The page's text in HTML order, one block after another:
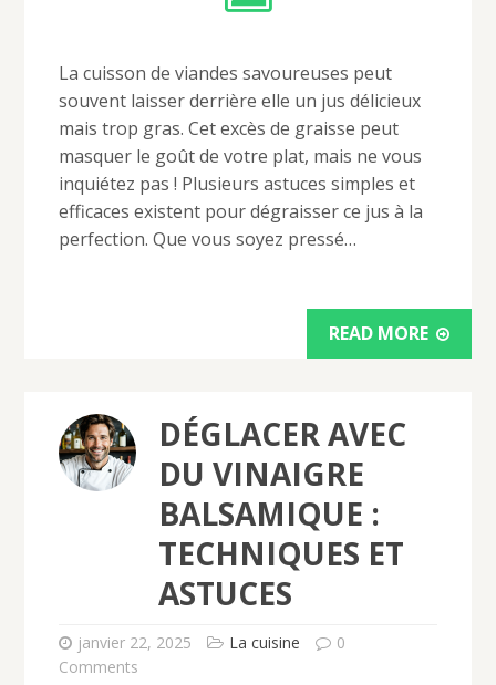
La cuisson de viandes savoureuses peut
souvent laisser derrière elle un jus délicieux
mais trop gras. Cet excès de graisse peut
masquer le goût de votre plat, mais ne vous
inquiétez pas ! Plusieurs astuces simples et
efficaces existent pour dégraisser ce jus à la
perfection. Que vous soyez pressé…
READ MORE
DÉGLACER AVEC
DU VINAIGRE
BALSAMIQUE :
TECHNIQUES ET
ASTUCES
janvier 22, 2025 La cuisine
0
Comments